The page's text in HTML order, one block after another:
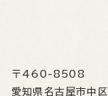
〒460-8508
愛知県名古屋市中